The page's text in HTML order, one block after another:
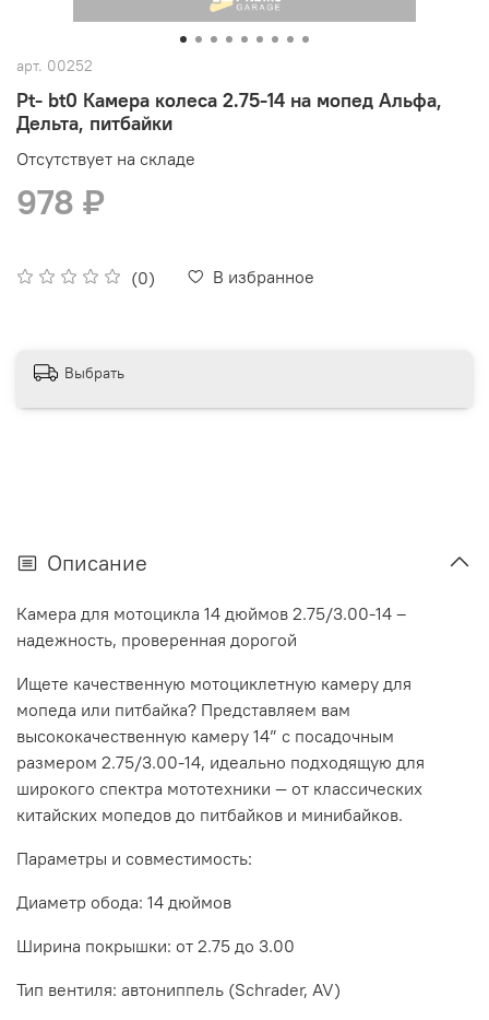
арт. 00252
Pt- bt0 Камера колеса 2.75-14 на мопед Альфа,
Дельта, питбайки
(0) В избранное
Отсутствует на складе
978 ₽
Выбрать
Описание
Камера для мотоцикла 14 дюймов 2.75/3.00-14 –
надежность, проверенная дорогой
Ищете качественную мотоциклетную камеру для
мопеда или питбайка? Представляем вам
высококачественную камеру 14” с посадочным
размером 2.75/3.00-14, идеально подходящую для
широкого спектра мототехники — от классических
китайских мопедов до питбайков и минибайков.
Параметры и совместимость:
Диаметр обода: 14 дюймов
Ширина покрышки: от 2.75 до 3.00
Тип вентиля: автониппель (Schrader, AV)